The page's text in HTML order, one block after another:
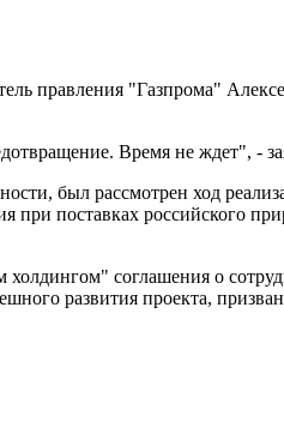
правления "Газпрома"
Время не ждет", -
был рассмотрен ход
поставках российского
соглашения о
развития проекта,